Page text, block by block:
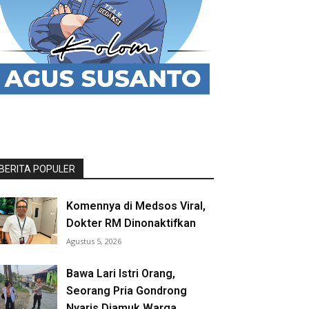
POPULER
Komennya di Medsos Viral,
Dokter RM Dinonaktifkan
Agustus 5, 2026
Bawa Lari Istri Orang,
Seorang Pria Gondrong